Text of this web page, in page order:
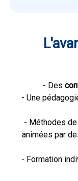
- Des
- Une
- Méthodes de
animées par
- Formation